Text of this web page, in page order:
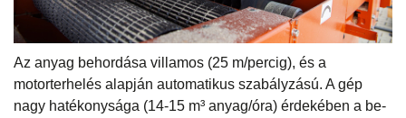
Az anyag behordása villamos (25 m/percig), és a
motorterhelés alapján automatikus szabályzású. A gép
nagy hatékonysága (14-15 m³ anyag/óra) érdekében a be-